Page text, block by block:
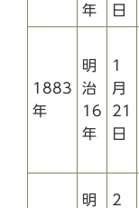
年 日
1883
年
明
治
16
年
1
月
21
日
明
2